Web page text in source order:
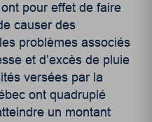
pour effet de faire
causer des
problèmes associés
et d’excès de pluie
versées par la
ont quadruplé
un montant